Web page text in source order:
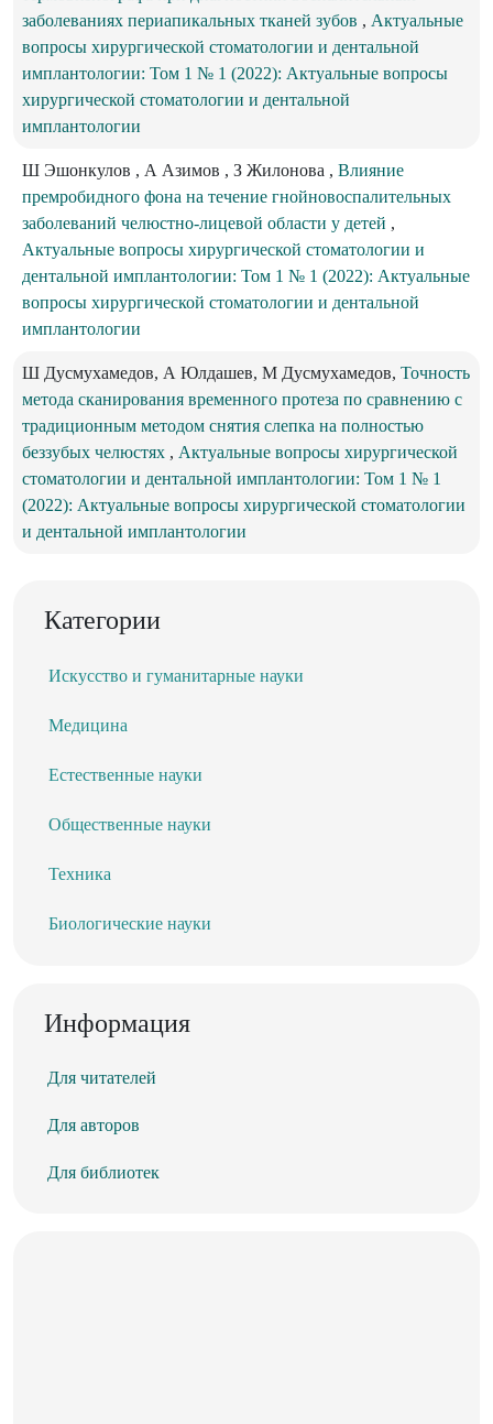
заболеваниях периапикальных тканей зубов , Актуальные
вопросы хирургической стоматологии и дентальной
имплантологии: Том 1 № 1 (2022): Актуальные вопросы
хирургической стоматологии и дентальной
имплантологии
Ш Эшонкулов , А Азимов , З Жилонова , Влияние
премробидного фона на течение гнойновоспалительных
заболеваний челюстно-лицевой области у детей ,
Актуальные вопросы хирургической стоматологии и
дентальной имплантологии: Том 1 № 1 (2022): Актуальные
вопросы хирургической стоматологии и дентальной
имплантологии
Ш Дусмухамедов, А Юлдашев, М Дусмухамедов, Точность
метода сканирования временного протеза по сравнению с
традиционным методом снятия слепка на полностью
беззубых челюстях , Актуальные вопросы хирургической
стоматологии и дентальной имплантологии: Том 1 № 1
(2022): Актуальные вопросы хирургической стоматологии
и дентальной имплантологии
Категории
Искусство и гуманитарные науки
Медицина
Естественные науки
Общественные науки
Техника
Биологические науки
Информация
Для читателей
Для авторов
Для библиотек